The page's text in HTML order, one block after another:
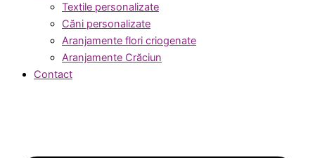
Textile personalizate
Căni personalizate
Aranjamente flori criogenate
Aranjamente Crăciun
Contact